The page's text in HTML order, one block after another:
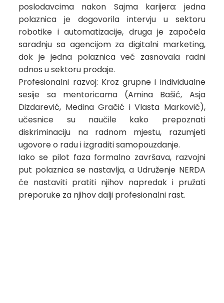
poslodavcima nakon Sajma karijera: jedna
polaznica je dogovorila intervju u sektoru
robotike i automatizacije, druga je započela
saradnju sa agencijom za digitalni marketing,
dok je jedna polaznica već zasnovala radni
odnos u sektoru prodaje.
Profesionalni razvoj: Kroz grupne i individualne
sesije sa mentoricama (Amina Bašić, Asja
Dizdarević, Medina Gračić i Vlasta Marković),
učesnice su naučile kako prepoznati
diskriminaciju na radnom mjestu, razumjeti
ugovore o radu i izgraditi samopouzdanje.
Iako se pilot faza formalno završava, razvojni
put polaznica se nastavlja, a Udruženje NERDA
će nastaviti pratiti njihov napredak i pružati
preporuke za njihov dalji profesionalni rast.